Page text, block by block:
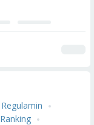
Regulamin
Ranking